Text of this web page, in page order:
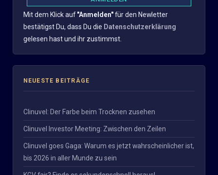
Mit dem Klick auf"Anmelden"für den Newletter
bestätigst Du, dass Du die Datenschutzerklärung
gelesen hast und ihr zustimmst.
NEUESTE BEITRÄGE
Clinuvel: Der Farbe beim Trocknen zusehen
Clinuvel Investor Meeting: Zwischen den Zeilen
Clinuvel goes Gaga: Warum es jetzt wahrscheinlicher ist,
bis 2026 in aller Munde zu sein